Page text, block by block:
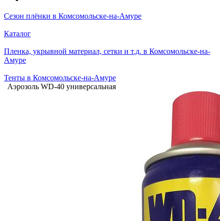
Сезон плёнки в Комсомольске-на-Амуре
Каталог
Пленка, укрывной материал, сетки и т.д. в Комсомольске-на-
Амуре
Тенты в Комсомольске-на-Амуре
Аэрозоль WD-40 универсальная